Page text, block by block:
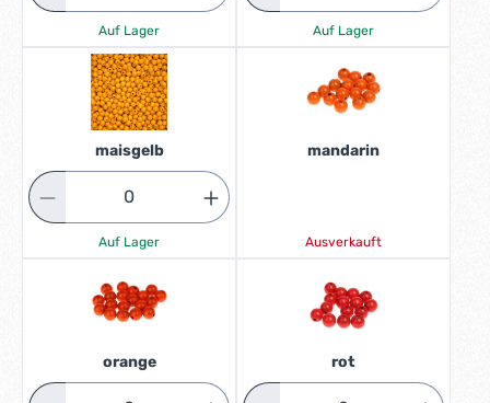
Auf Lager Auf Lager
maisgelb
Auf Lager
mandarin
Ausverkauft
orange rot